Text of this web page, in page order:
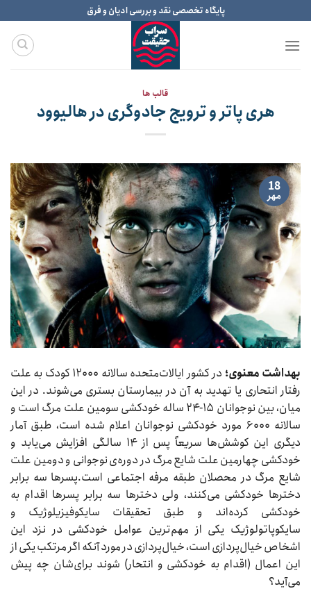
to
content
پایگاه تخصصی نقد و بررسی ادیان و فرق
قالب ها
هری پاتر و ترویج جادوگری در هالیوود
18
مهر
بهداشت معنوی؛
در کشور ایالات‌متحده سالانه ۱۲۰۰۰ کودک به علت
رفتار انتحاری یا تهدید به آن در بیمارستان بستری می‌شوند. در این
میان، بین نوجوانان ۱۵-۲۴ ساله خودکشی سومین علت مرگ است و
سالانه ۶۰۰۰ مورد خودکشی نوجوانان اعلام شده است، طبق آمار
دیگری این کوشش‌ها سریعاً پس از ۱۴ سالگی افزایش می‌یابد و
خودکشی چهارمین علت شایع مرگ در دوره‌ی نوجوانی و دومین علت
شایع مرگ در محصلان طبقه مرفه اجتماعی است.پسرها سه برابر
دخترها خودکشی می‌کنند، ولی دخترها سه برابر پسرها اقدام به
خودکشی کرده‌اند و طبق تحقیقات سایکوفیزیلوژیک و
سایکوپاتولوژیک یکی از مهم‌ترین عوامل خودکشی در نزد این
اشخاص خیال‌پردازی است، خیال‌پردازی در مورد آنکه اگر مرتکب یکی از
این اعمال (اقدام به خودکشی و انتحار) شوند برای‌شان چه پیش
می‌آید؟